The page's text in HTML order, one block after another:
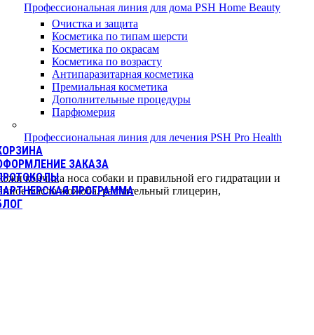
Профессиональная линия для дома PSH Home Beauty
Очистка и защита
Косметика по типам шерсти
Косметика по окрасам
Косметика по возрасту
Антипаразитарная косметика
Премиальная косметика
Дополнительные процедуры
Парфюмерия
Профессиональная линия для лечения PSH Pro Health
ЗАКАЗА
ПРОГРАММА
кончика носа собаки и правильной его гидратации и
масло жожоба, растительный глицерин,